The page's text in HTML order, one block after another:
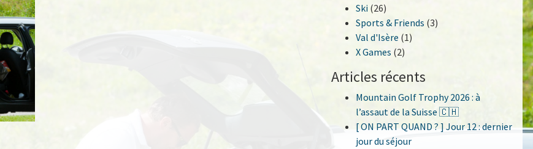
Ski(26)
Sports & Friends (3)
Val d'Isère (1)
X Games (2)
Articles récents
Mountain Golf Trophy 2026 : à
l’assaut de la Suisse 🇨🇭
[ ON PART QUAND ? ] Jour 12 : dernier
jour du séjour